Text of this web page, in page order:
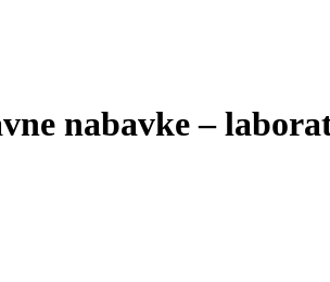
nabavke –